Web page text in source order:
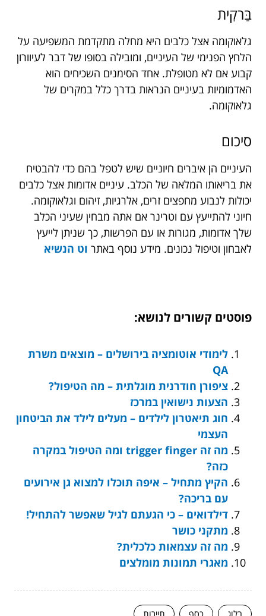
בַּרקִית
גלאוקומה אצל כלבים היא מחלה מתקדמת המשפיעה על
הלחץ הפנימי של העיניים, ומובילה בסופו של דבר לעיוורון
קבוע אם לא מטופלת. אחד הסימנים השכיחים הוא
האדמומיות בעיניים הנראות בדרך כלל במקרים של
גלאוקומה.
סיכום
העיניים הן איברים חיוניים שיש לטפל בהם כדי להבטיח
את בריאותו המלאה של הכלב. עיניים אדומות אצל כלבים
יכולות לנבוע מחפצים זרים, אלרגיות, זיהום וגלאוקומה.
חיוני להתייעץ עם וטרינר אם אתה מבחין שעיני הכלב
שלך אדומות, מגורות או עם הפרשות, כך שניתן לייעץ
לאבחון וטיפול נכונים. מידע נוסף באתר וט הנשיא
פוסטים קשורים לנושא:
לימודי אוטומציה בירושלים – מוצאים משרת
QA
ציפורן חודרנית מוגלתית – מה הטיפול?
הצעות נישואין במרכז
חוג תיאטרון לילדים – מעלים לילד את הביטחון
העצמי
מה זה trigger finger ומה הטיפול במקרה
כזה?
הקיץ מתחיל – איפה תוכלו למצוא גן אירועים
עם בריכה?
דילדואים – כי הגעתם לגיל שאפשר להתחיל!
מתקני כושר
מה זה עצמאות כלכלית?
מאגרי תמונות מומלצים
בלוג כסף תיירות